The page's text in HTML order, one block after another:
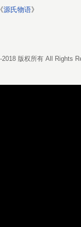
《源氏物语》
2018 版权所有 All Rights